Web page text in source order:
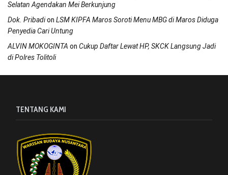
Selatan Agendakan Mei Berkunjung
Dok. Pribadion LSM KIPFA Maros Soroti Menu MBG di Maros Diduga
Penyedia Cari Untung
ALVIN MOKOGINTA on Cukup Daftar Lewat HP, SKCK Langsung Jadi
di Polres Tolitoli
TENTANG KAMI